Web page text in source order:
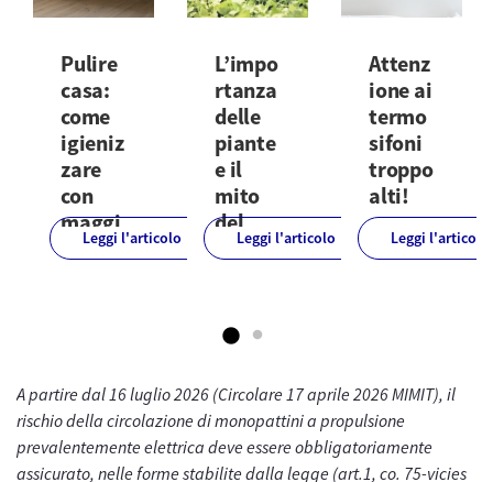
Pulire
casa:
come
igieniz
zare
con
maggi
ore
sterilizzate:
mai come in
questo ...
Leggi l'articolo
L’impo
rtanza
delle
piante
e il
mito
del
“pollic
Secondo il
Indipendent il
giardinaggio ...
Leggi l'articolo
Attenz
ione ai
termo
sifoni
troppo
alti!
Con l’arrivo
Leggi l'articolo
A partire dal 16 luglio 2026 (Circolare 17 aprile 2026 MIMIT), il
rischio della circolazione di monopattini a propulsione
prevalentemente elettrica deve essere obbligatoriamente
assicurato, nelle forme stabilite dalla legge (art.1, co. 75-vicies